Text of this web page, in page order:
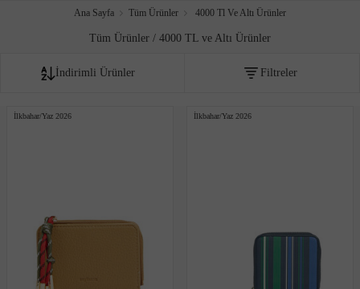
Ana Sayfa Tüm Ürünler 4000 Tl Ve Altı Ürünler
Tüm Ürünler / 4000 TL ve Altı Ürünler
İndirimli Ürünler Filtreler
İlkbahar/Yaz 2026 İlkbahar/Yaz 2026